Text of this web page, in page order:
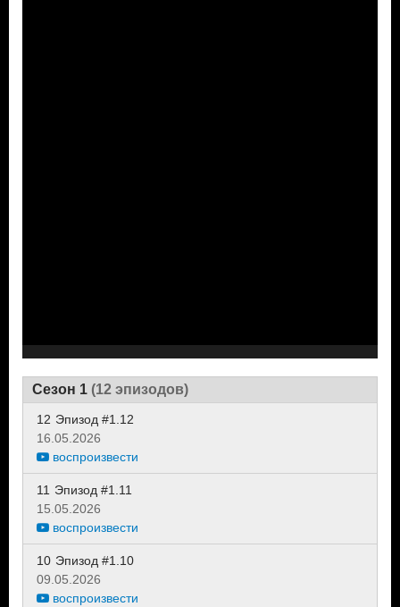
Сезон 1 (12 эпизодов)
12 Эпизод #1.12
16.05.2026
воспроизвести
11 Эпизод #1.11
15.05.2026
воспроизвести
10 Эпизод #1.10
09.05.2026
воспроизвести